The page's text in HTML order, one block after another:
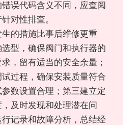
误代码含义不同，应查阅
对性排查。
的措施比事后维修更重
型，确保阀门和执行器的
，留有适当的安全余量；
过程，确保安装质量符合
数设置合理；第三建立定
及时发现和处理潜在问
记录和故障分析，总结经